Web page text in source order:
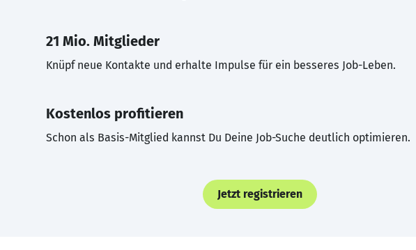
21 Mio. Mitglieder
Knüpf neue Kontakte und erhalte Impulse für ein besseres Job-Leben.
Kostenlos profitieren
Schon als Basis-Mitglied kannst Du Deine Job-Suche deutlich optimieren.
Jetzt registrieren